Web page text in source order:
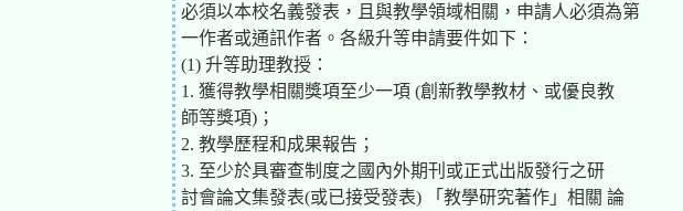
必須以本校名義發表，且與教學領域相關，申請人必須為第
一作者或通訊作者。各級升等申請要件如下：
(1) 升等助理教授：
1. 獲得教學相關獎項至少一項 (創新教學教材、或優良教
師等獎項)；
2. 教學歷程和成果報告；
3. 至少於具審查制度之國內外期刊或正式出版發行之研
討會論文集發表(或已接受發表) 「教學研究著作」相關 論